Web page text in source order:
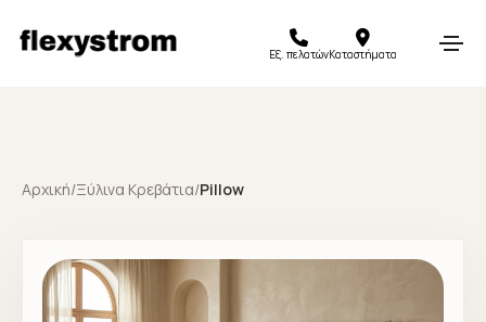
Εξ. πελατώνΚαταστήματα
Αρχική/Ξύλινα Κρεβάτια/Pillow